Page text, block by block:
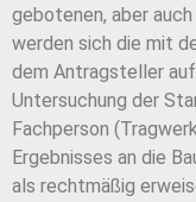
gebotenen, aber
werden sich die mit
dem Antragsteller
Untersuchung der
Fachperson
Ergebnisses an die
als rechtmäßig